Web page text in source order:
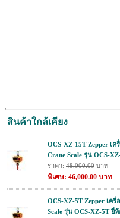
สินค้าใกล้เคียง
OCS-XZ-15T Zepper เ
Crane Scale รุ่น OCS-
ราคา: 48,000.00 บาท
พิเศษ: 46,000.00 บาท
OCS-XZ-5T Zepper เค
Scale รุ่น OCS-XZ-5T ยี่